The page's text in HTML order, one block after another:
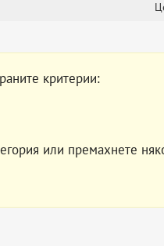
критерии:
или премахнете